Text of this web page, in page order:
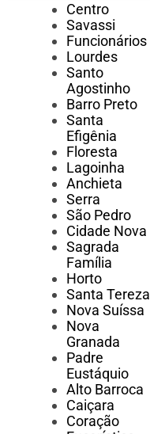
Centro
Savassi
Funcionários
Lourdes
Santo
Agostinho
Barro Preto
Santa
Efigênia
Floresta
Lagoinha
Anchieta
Serra
São Pedro
Cidade Nova
Sagrada
Família
Horto
Santa Tereza
Nova Suíssa
Nova
Granada
Padre
Eustáquio
Alto Barroca
Caiçara
Coração